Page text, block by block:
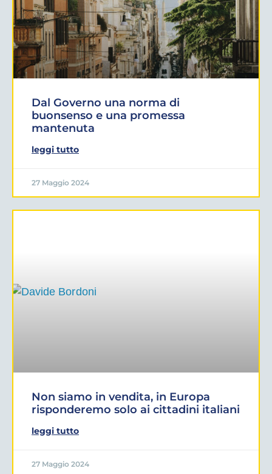
Dal Governo una norma di
buonsenso e una promessa
mantenuta
leggi tutto
27 Maggio 2024
Non siamo in vendita, in Europa
risponderemo solo ai cittadini italiani
leggi tutto
27 Maggio 2024